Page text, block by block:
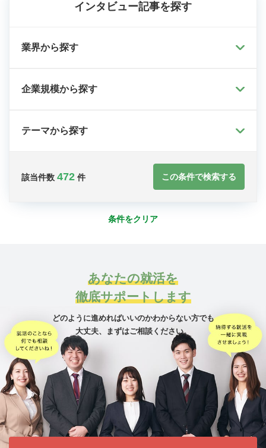
インタビュー記事を探す
業界から探す
企業規模から探す
テーマから探す
該当件数 472 件 この条件で検索する
条件をクリア
あなたの就活を
徹底サポートします
どのように進めればいいのかわからない方でも
大丈夫、
まずはご相談ください。